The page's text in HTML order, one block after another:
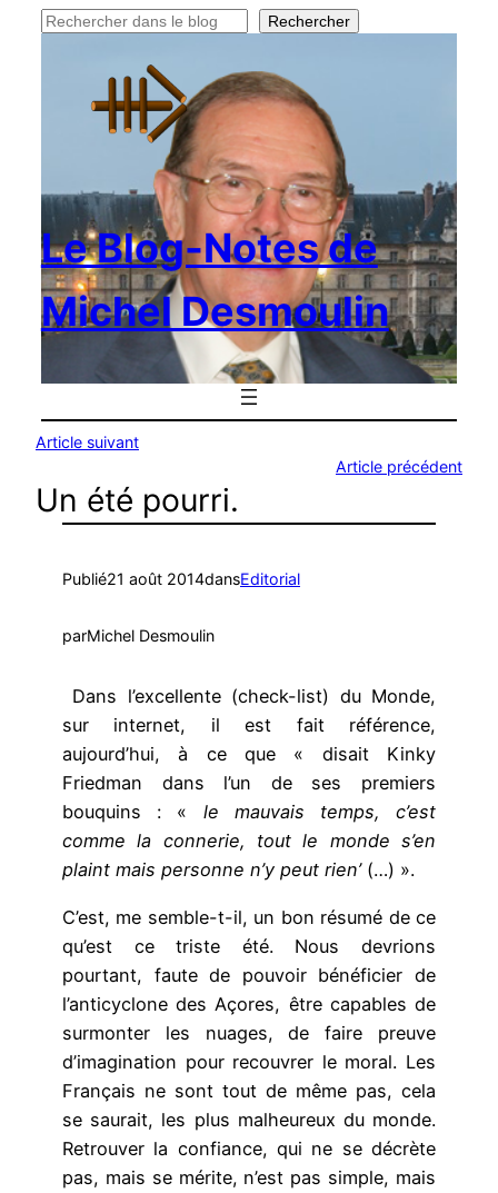
Rechercher Rechercher
Le Blog-Notes de
Michel Desmoulin
Article suivant
Article précédent
Un été pourri.
Publié21 août 2014dansEditorial
parMichel Desmoulin
Dans l’excellente (check-list) du Monde,
sur internet, il est fait référence,
aujourd’hui, à ce que « disait Kinky
Friedman dans l’un de ses premiers
bouquins : « le mauvais temps, c’est
comme la connerie, tout le monde s’en
plaint mais personne n’y peut rien’ (…) ».
C’est, me semble-t-il, un bon résumé de ce
qu’est ce triste été. Nous devrions
pourtant, faute de pouvoir bénéficier de
l’anticyclone des Açores, être capables de
surmonter les nuages, de faire preuve
d’imagination pour recouvrer le moral. Les
Français ne sont tout de même pas, cela
se saurait, les plus malheureux du monde.
Retrouver la confiance, qui ne se décrète
pas, mais se mérite, n’est pas simple, mais